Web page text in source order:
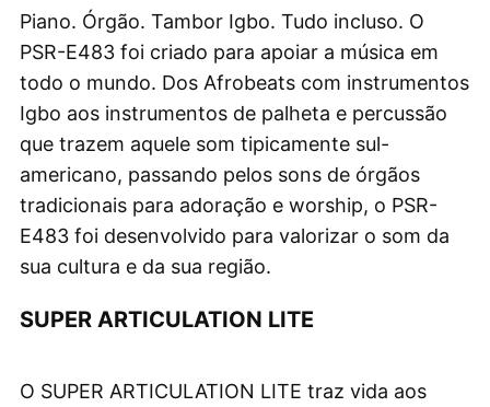
Piano. Órgão. Tambor Igbo. Tudo incluso. O
PSR-E483 foi criado para apoiar a música em
todo o mundo. Dos Afrobeats com instrumentos
Igbo aos instrumentos de palheta e percussão
que trazem aquele som tipicamente sul-
americano, passando pelos sons de órgãos
tradicionais para adoração e worship, o PSR-
E483 foi desenvolvido para valorizar o som da
sua cultura e da sua região.
SUPER ARTICULATION LITE
O SUPER ARTICULATION LITE traz vida aos